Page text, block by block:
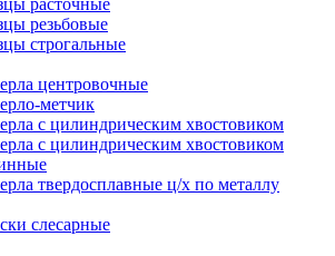
расточные
резьбовые
строгальные
центровочные
метчик
с цилиндрическим хвостовиком
с цилиндрическим хвостовиком
твердосплавные ц/х по металлу
слесарные